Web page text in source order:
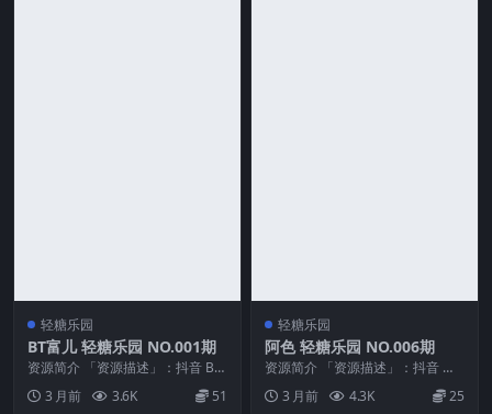
轻糖乐园
BT富儿 轻糖乐园 NO.001期
资源简介 「资源描述」：抖音 BT
富儿 轻糖乐园 NO.001期 【33P】
「...3 月前 3.6K 51
轻糖乐园
阿色 轻糖乐园 NO.006期
资源简介 「资源描述」：抖音 阿
色 轻糖乐园 NO.006期 【64P】
「资源...
3 月前 4.3K 25